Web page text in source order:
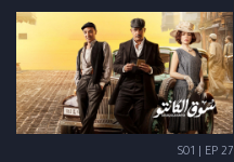
S01 | EP 27